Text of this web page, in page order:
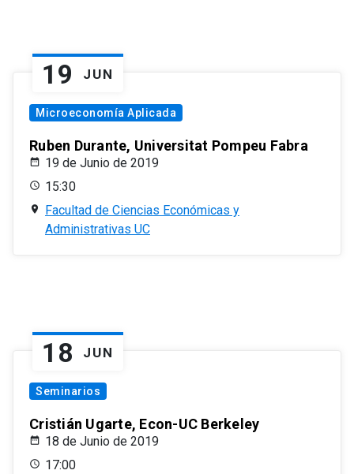
19 JUN
Microeconomía Aplicada
Ruben Durante, Universitat Pompeu Fabra
19 de Junio de 2019
15:30
Facultad de Ciencias Económicas y
Administrativas UC
18 JUN
Seminarios
Cristián Ugarte, Econ-UC Berkeley
18 de Junio de 2019
17:00